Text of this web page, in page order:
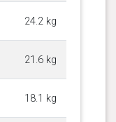
24.2 kg
21.6 kg
18.1 kg